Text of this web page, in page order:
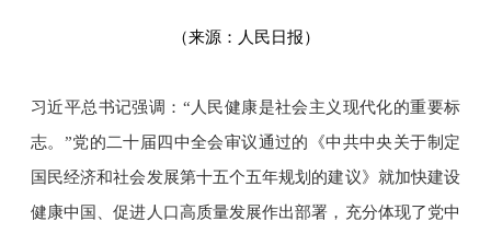
（来源：人民日报）
习近平总书记强调：“人民健康是社会主义现代化的重要标
志。”党的二十届四中全会审议通过的《中共中央关于制定
国民经济和社会发展第十五个五年规划的建议》就加快建设
健康中国、促进人口高质量发展作出部署，充分体现了党中